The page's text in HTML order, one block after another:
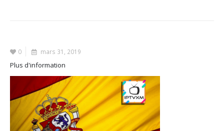
0 mars 31, 2019
Plus d'information